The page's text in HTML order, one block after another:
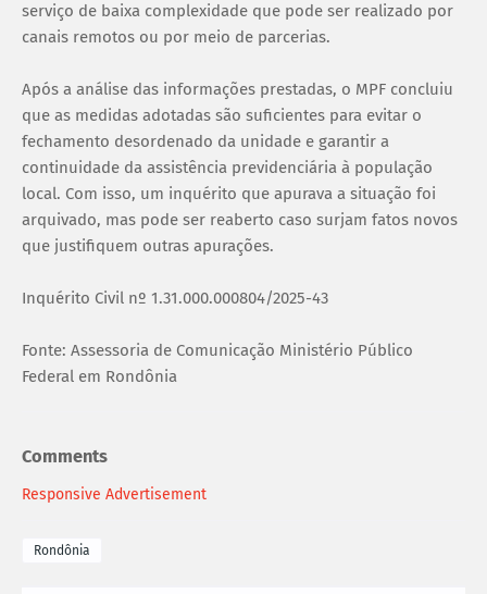
serviço de baixa complexidade que pode ser realizado por
canais remotos ou por meio de parcerias.
Após a análise das informações prestadas, o MPF concluiu
que as medidas adotadas são suficientes para evitar o
fechamento desordenado da unidade e garantir a
continuidade da assistência previdenciária à população
local. Com isso, um inquérito que apurava a situação foi
arquivado, mas pode ser reaberto caso surjam fatos novos
que justifiquem outras apurações.
Inquérito Civil nº 1.31.000.000804/2025-43
Fonte: Assessoria de Comunicação Ministério Público
Federal em Rondônia
Comments
Responsive Advertisement
Rondônia